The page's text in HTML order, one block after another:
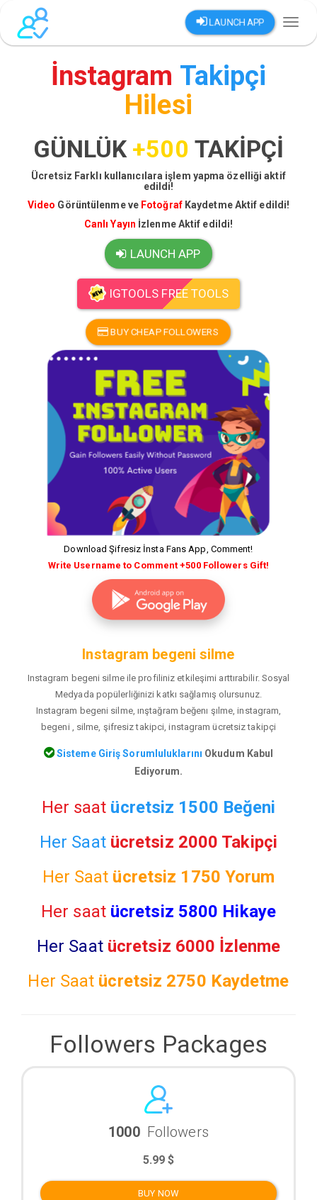
LAUNCH APP
İnstagram Takipçi
Hilesi
GÜNLÜK +500 TAKİPÇİ
Ücretsiz Farklı kullanıcılara işlem yapma özelliği aktif
edildi!
Video Görüntülenme ve Fotoğraf Kaydetme Aktif edildi!
Canlı Yayın İzlenme Aktif edildi!
LAUNCH APP
IGTOOLS FREE TOOLS
BUY CHEAP FOLLOWERS
Download Şifresiz İnsta Fans App, Comment!
Write Username to Comment +500 Followers Gift!
Instagram begeni silme
Instagram begeni silme ile profiliniz etkileşimi arttırabilir. Sosyal
Medyada popülerliğinizi katkı sağlamış olursunuz.
Instagram begeni silme, ınştağram beğenı şılme, instagram,
begeni , silme, şifresiz takipci, instagram ücretsiz takipçi
Sisteme Giriş Sorumluluklarını Okudum Kabul
Ediyorum.
Her saat ücretsiz 1500 Beğeni
Her Saat ücretsiz 2000 Takipçi
Her Saat ücretsiz 1750 Yorum
Her saat ücretsiz 5800 Hikaye
Her Saat ücretsiz 6000 İzlenme
Her Saat ücretsiz 2750 Kaydetme
Followers Packages
1000 Followers
5.99 $
BUY NOW